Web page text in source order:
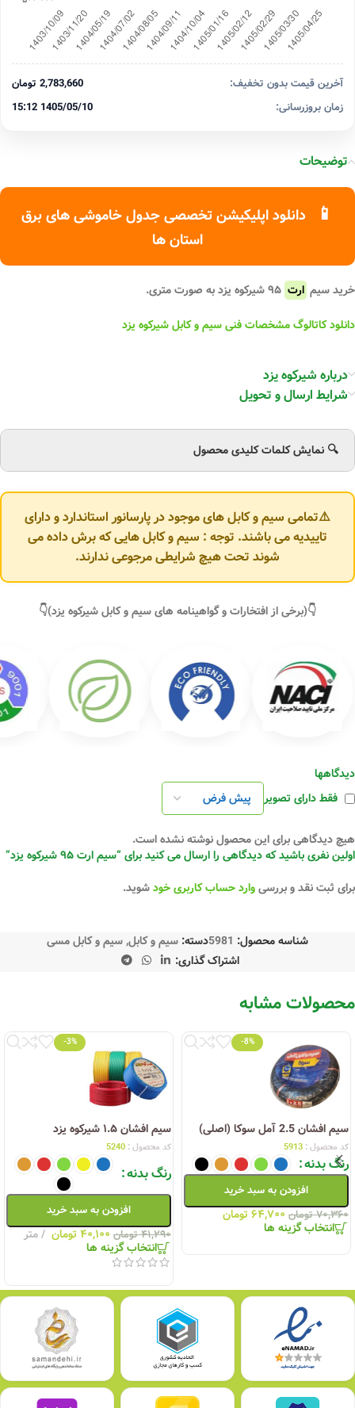
آخرین قیمت بدون تخفیف:
2,783,660 تومان
زمان بروزرسانی:
1405/05/10 15:12
توضیحات
📱
دانلود اپلیکیشن تخصصی جدول خاموشی های برق
استان ها
خرید سیم ارت
دانلود کاتالوگ مشخصات فنی سیم و کابل شیرکوه یزد
درباره شیرکوه یزد
شرایط ارسال و تحویل
🔍 نمایش کلمات کلیدی محصول
⚠️تمامی سیم و کابل های موجود در پارسانور استاندارد و دارای
تاییدیه می باشند. توجه : سیم و کابل هایی که برش داده می
شوند تحت هیچ شرایطی مرجوعی ندارند.
👇(برخی از افتخارات و گواهینامه های سیم و کابل شیرکوه یزد)👇
دیدگاهها
فقط دارای تصویر
هیچ دیدگاهی برای این محصول نوشته نشده است.
اولین نفری باشید که دیدگاهی را ارسال می کنید برای “سیم ارت ۹۵ شیرکوه یزد”
برای ثبت نقد و بررسیوارد حساب کاربری خودشوید.
شناسه محصول: 5981دسته: سیم و کابل,سیم و کابل مسی
اشتراک گذاری:
محصولات مشابه
-8%
سیم افشان 2.5 آمل سوکا (اصلی)
کد محصول : 5913
رنگ بدنه
افزودن به سبد خرید
۷۰,۳۶۰ تومان ۶۴,۷۰۰تومان
انتخاب گزینه ها
-3%
سیم افشان ۱.۵ شیرکوه یزد
کد محصول : 5240
رنگ بدنه
افزودن به سبد خرید
۴۱,۲۹۰ تومان ۴۰,۱۰۰ تومان متر
انتخاب گزینه ها